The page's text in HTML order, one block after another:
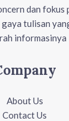
dan fokus
tulisan
informasinya
About Us
Contact Us